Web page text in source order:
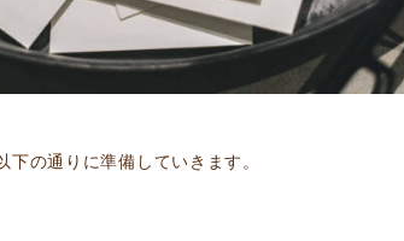
の通りに準備していきます。